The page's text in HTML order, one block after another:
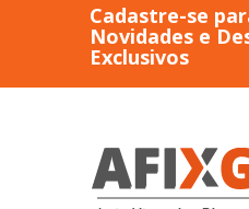
Cadastre-se
Novidades e
Exclusivos